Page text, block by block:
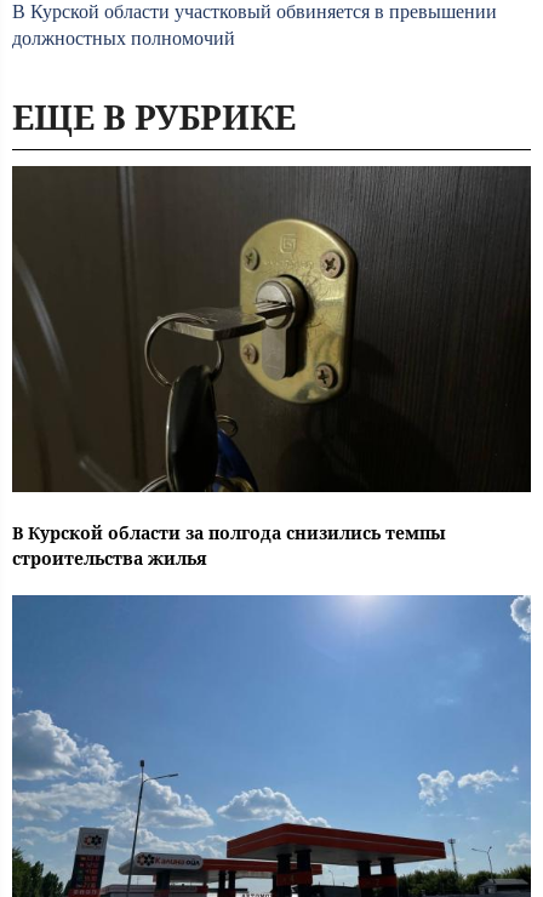
В Курской области участковый обвиняется в превышении
должностных полномочий
ЕЩЕ В РУБРИКЕ
В Курской области за полгода снизились темпы
строительства жилья